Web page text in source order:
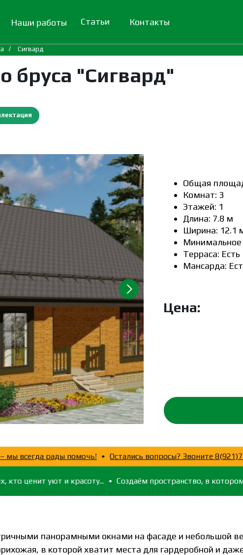
Наши работы Статьи Контакты
/ Сигвард
бруса "Сигвард"
Цена:
Общая
Комнат: 3
Этажей: 1
Длина: 7.8 м
Ширина: 12.1
Минимальное
Терраса: Есть
Мансарда:
03-51 – мы всегда рады помочь! Остались вопросы?
уют и красоту... Создаём пространство, в котором
панорамными окнами на фасаде и небольшой
в которой хватит места для гардеробной и